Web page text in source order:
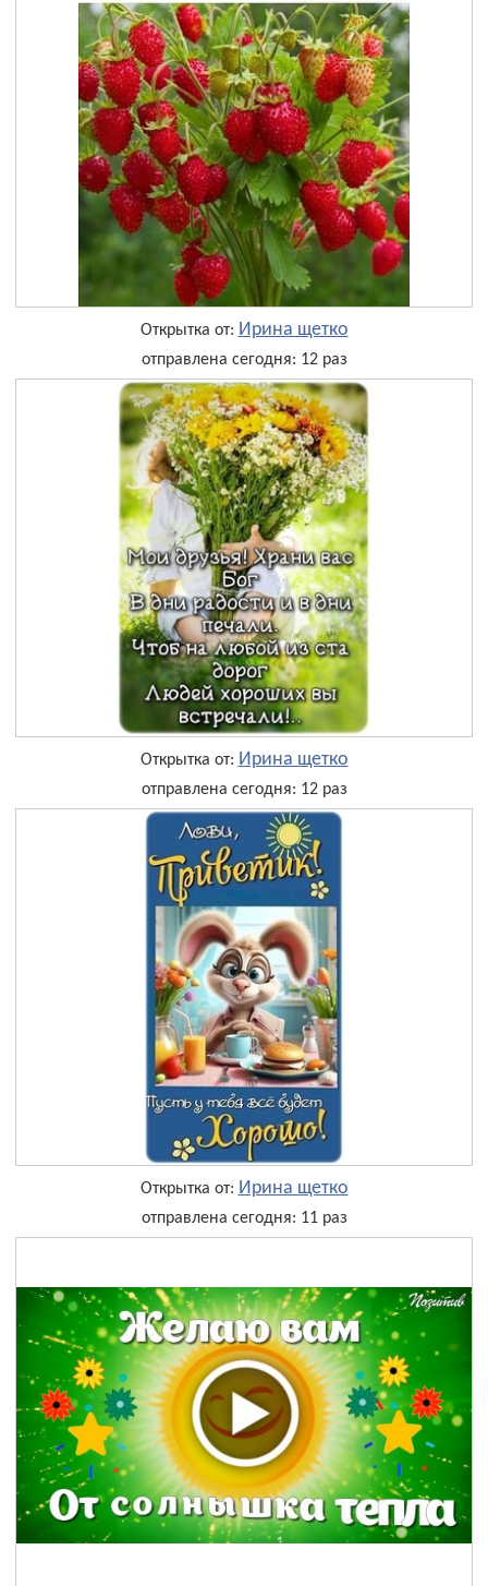
Открытка от: Ирина щетко
отправлена сегодня: 12 раз
Открытка от: Ирина щетко
отправлена сегодня: 12 раз
Открытка от: Ирина щетко
отправлена сегодня: 11 раз